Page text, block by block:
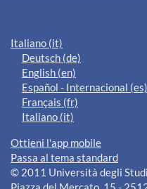
Italiano ‎(it)‎
Deutsch ‎(de)‎
English ‎(en)‎
Español - Internacional ‎(es)‎
Français ‎(fr)‎
Italiano ‎(it)‎
Ottieni l'app mobile
Passa al tema standard
© 2011 Università degli